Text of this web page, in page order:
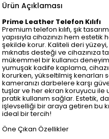
Ürün Açıklaması
Prime Leather Telefon Kılıfı
Premium telefon kılıfı, şık
yapısıyla cihazınızı hem
şekilde korur. Kaliteli deri
mıknatıs desteği ve cihazınıza
mükemmel bir kullanıcı
yumuşak kadife kaplama,
korurken, yükseltilmiş kenarları
kameranızı darbelere karşı
tuşlar ve her ekran koruyucu ile
pratik kullanım sağlar. Estetik,
işlevselliği bir araya getiren bu
ideal bir tercih!
Öne Çıkan Özellikler